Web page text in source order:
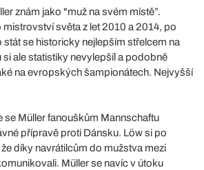
znám jako "muž na svém místě”.
světa z let 2010 a 2014, po
stát se historicky nejlepším střelcem na
si ale statistiky nevylepšíl a podobně
na evropských šampionátech. Nejvyšší
se Müller fanouškům Mannschaftu
přípravě proti Dánsku. Löw si po
díky navrátilcům do mužstva mezi
Müller se navíc v útoku